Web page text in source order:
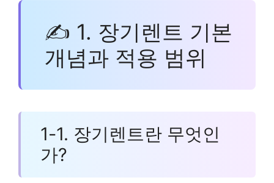
✍ 1. 장기렌트 기본
개념과 적용 범위
1-1. 장기렌트란 무엇인
가?